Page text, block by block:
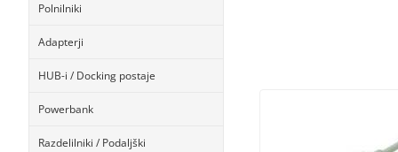
Polnilniki
Adapterji
HUB-i / Docking postaje
Powerbank
Razdelilniki / Podaljški